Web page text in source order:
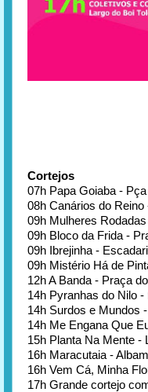
Cortejos
07h Papa Goiaba -
08h Canários do
09h Mulheres
09h Bloco da Frida -
09h Ibrejinha -
09h Mistério Há de
12h A Banda - Praça
14h Pyranhas do Nilo
14h Surdos e Mundos
14h Me Engana Que
15h Planta Na Mente -
16h Maracutaia -
16h Vem Cá, Minha
17h Grande cortejo